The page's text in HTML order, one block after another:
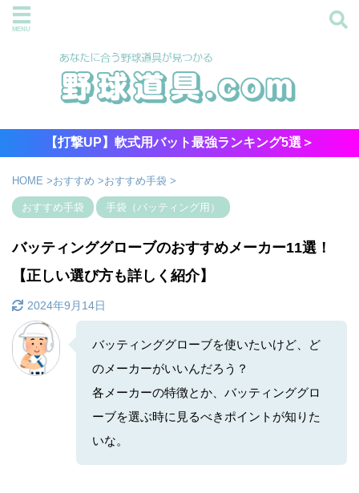
【打撃UP】軟式用バット最強ランキング5選＞
HOME >おすすめ >おすすめ手袋 >
おすすめ手袋 手袋（バッティング用）
バッティンググローブのおすすめメーカー11選！
【正しい選び方も詳しく紹介】
2024年9月14日
バッティンググローブを使いたいけど、ど
のメーカーがいいんだろう？
各メーカーの特徴とか、バッティンググロ
ーブを選ぶ時に見るべきポイントが知りた
いな。